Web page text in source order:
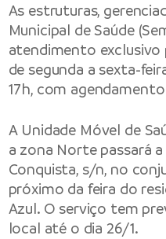
As estruturas,
Municipal de Saúde
atendimento exclusivo
de segunda a sexta-
17h, com
A Unidade Móvel de
a zona Norte passará
Conquista, s/n, no
próximo da feira do
Azul. O serviço tem
local até o dia 26/1.